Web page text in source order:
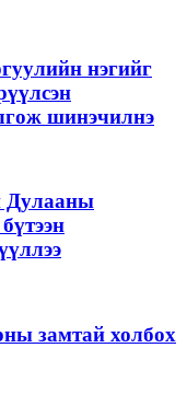
нэгийг
шинэчилнэ
Дулааны
замтай холбох